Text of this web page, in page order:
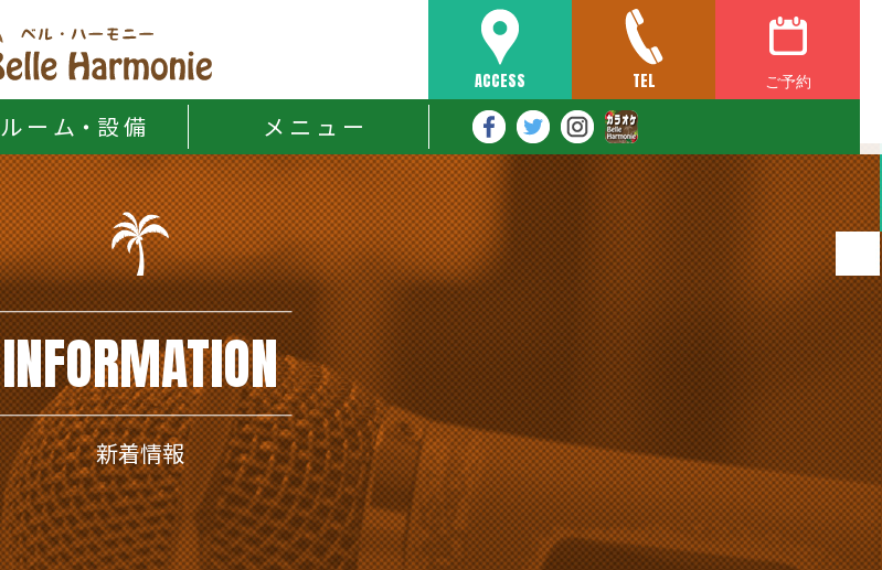
ACCESS TEL ご予約
ル ー ム・設 備 メ ニ ュ ー
INFORMATION
新着情報